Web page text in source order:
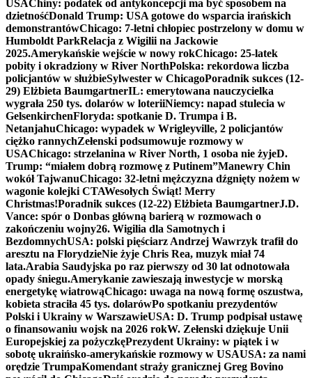
USAChiny: podatek od antykoncepcji ma być sposobem na
dzietnośćDonald Trump: USA gotowe do wsparcia irańskich
demonstrantówChicago: 7-letni chłopiec postrzelony w domu w
Humboldt ParkRelacja z Wigilii na Jackowie
2025.Amerykańskie wejście w nowy rokChicago: 25-latek
pobity i okradziony w River NorthPolska: rekordowa liczba
policjantów w służbieSylwester w ChicagoPoradnik sukces (12-
29) Elżbieta BaumgartnerIL: emerytowana nauczycielka
wygrała 250 tys. dolarów w loteriiNiemcy: napad stulecia w
GelsenkirchenFloryda: spotkanie D. Trumpa i B.
NetanjahuChicago: wypadek w Wrigleyville, 2 policjantów
ciężko rannychZełenski podsumowuje rozmowy w
USAChicago: strzelanina w River North, 1 osoba nie żyjeD.
Trump: “miałem dobrą rozmowę z Putinem”Manewry Chin
wokół TajwanuChicago: 32-letni mężczyzna dźgnięty nożem w
wagonie kolejki CTAWesołych Świąt! Merry
Christmas!Poradnik sukces (12-22) Elżbieta BaumgartnerJ.D.
Vance: spór o Donbas główną barierą w rozmowach o
zakończeniu wojny26. Wigilia dla Samotnych i
BezdomnychUSA: polski pięściarz Andrzej Wawrzyk trafił do
aresztu na FlorydzieNie żyje Chris Rea, muzyk miał 74
lata.Arabia Saudyjska po raz pierwszy od 30 lat odnotowała
opady śniegu.Amerykanie zawieszają inwestycje w morską
energetykę wiatrowąChicago: uwaga na nową formę oszustwa,
kobieta straciła 45 tys. dolarówPo spotkaniu prezydentów
Polski i Ukrainy w WarszawieUSA: D. Trump podpisał ustawę
o finansowaniu wojsk na 2026 rokW. Zełenski dziękuje Unii
Europejskiej za pożyczkęPrezydent Ukrainy: w piątek i w
sobotę ukraińsko-amerykańskie rozmowy w USAUSA: za nami
orędzie TrumpaKomendant straży granicznej Greg Bovino